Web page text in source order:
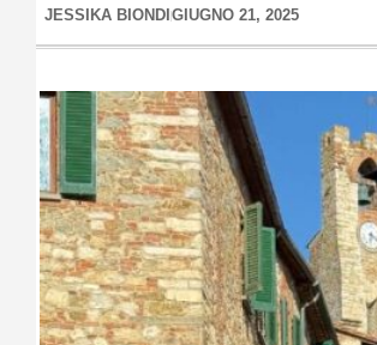
JESSIKA BIONDI GIUGNO 21, 2025